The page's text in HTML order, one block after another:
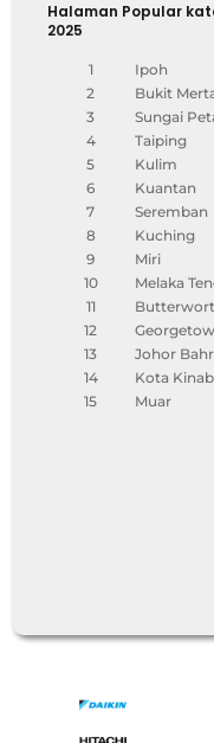
Halaman Popular
2025
1
Ipoh
2
Bukit
3
Sungai
4
Taiping
5
Kulim
6
Kuantan
7
Seremban
8
Kuching
9
Miri
10
Melaka
11
12
13
Johor
14
Kota
15
Muar